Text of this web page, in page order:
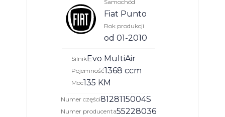
Samochód
Fiat Punto
Rok produkcji
od 01-2010
SilnikEvo MultiAir
Pojemność1368 ccm
Moc135 KM
Numer części8128115004S
Numer producenta55228036